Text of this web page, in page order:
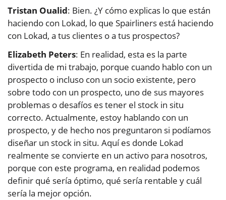
Tristan Oualid: Bien. ¿Y cómo explicas lo que están
haciendo con Lokad, lo que Spairliners está haciendo
con Lokad, a tus clientes o a tus prospectos?
Elizabeth Peters: En realidad, esta es la parte
divertida de mi trabajo, porque cuando hablo con un
prospecto o incluso con un socio existente, pero
sobre todo con un prospecto, uno de sus mayores
problemas o desafíos es tener el stock in situ
correcto. Actualmente, estoy hablando con un
prospecto, y de hecho nos preguntaron si podíamos
diseñar un stock in situ. Aquí es donde Lokad
realmente se convierte en un activo para nosotros,
porque con este programa, en realidad podemos
definir qué sería óptimo, qué sería rentable y cuál
sería la mejor opción.